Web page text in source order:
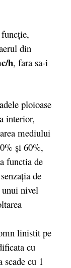
funcţie,
din
h, fara sa-i
ploioase
interior,
mediului
şi 60%,
functia de
de
unui nivel
linistit pe
cu
cu 1